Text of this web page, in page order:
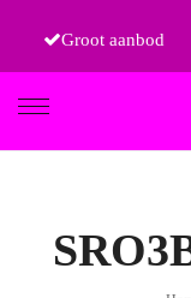
Groot aanbod